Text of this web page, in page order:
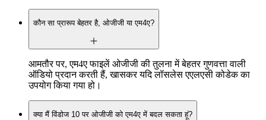
कौन सा प्रारूप बेहतर है, ओजीजी या एम4ए?
आमतौर पर, एम4ए फाइलें ओजीजी की तुलना में बेहतर गुणवत्ता वाली
ऑडियो प्रदान करती हैं, खासकर यदि लॉसलेस एएलएसी कोडेक का
उपयोग किया गया हो।
क्या मैं विंडोज 10 पर ओजीजी को एम4ए में बदल सकता हूं?